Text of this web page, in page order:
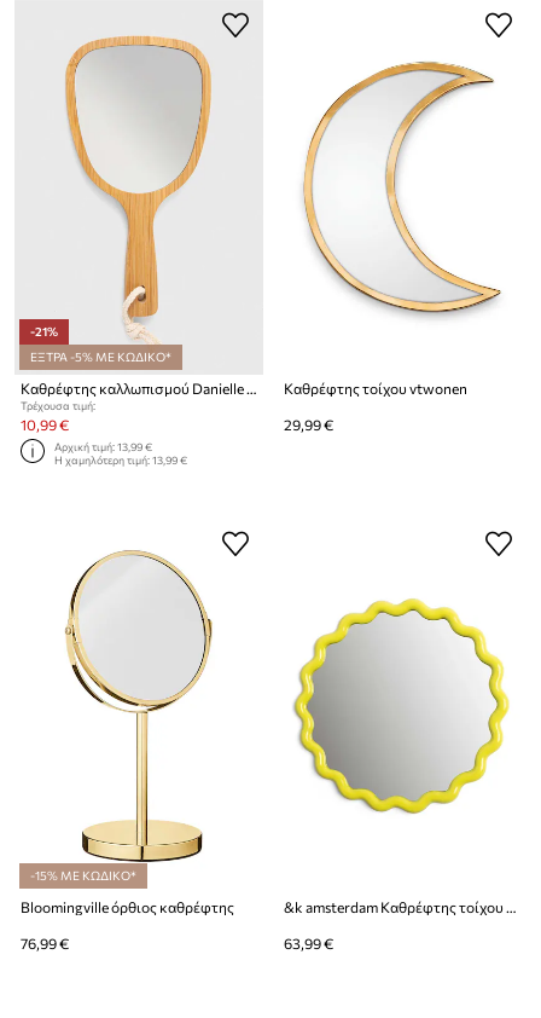
-21%
ΕΞΤΡΑ -5% ΜΕ ΚΩΔΙΚΟ*
Καθρέφτης καλλωπισμού Danielle Beauty
Τρέχουσα τιμή:
10,99 €
Αρχική τιμή:13,99 €
Η χαμηλότερη τιμή:13,99 €
Καθρέφτης τοίχου vtwonen
29,99 €
-15% ΜΕ ΚΩΔΙΚΟ*
Bloomingville όρθιος καθρέφτης
76,99 €
&k amsterdam Καθρέφτης τοίχου Zigzag Yellow
63,99 €